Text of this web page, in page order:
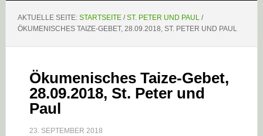
AKTUELLE SEITE: STARTSEITE / ST. PETER UND PAUL /
ÖKUMENISCHES TAIZE-GEBET, 28.09.2018, ST. PETER UND PAUL
Ökumenisches Taize-Gebet,
28.09.2018, St. Peter und
Paul
23. SEPTEMBER 2018